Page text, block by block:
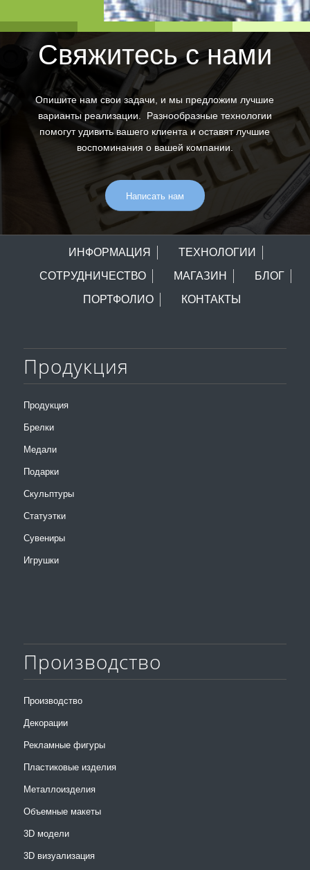
Свяжитесь с нами
Опишите нам свои задачи, и мы предложим лучшие
варианты реализации. Разнообразные технологии
помогут удивить вашего клиента и оставят лучшие
воспоминания о вашей компании.
Написать нам
ИНФОРМАЦИЯ
ТЕХНОЛОГИИ
СОТРУДНИЧЕСТВО
МАГАЗИН
БЛОГ
ПОРТФОЛИО
КОНТАКТЫ
Продукция
Продукция
Брелки
Медали
Подарки
Скульптуры
Статуэтки
Сувениры
Игрушки
Производство
Производство
Декорации
Рекламные фигуры
Пластиковые изделия
Металлоизделия
Объемные макеты
3D модели
3D визуализация